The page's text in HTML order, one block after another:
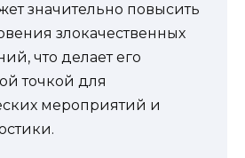
значительно повысить
злокачественных
что делает его
точкой для
мероприятий и